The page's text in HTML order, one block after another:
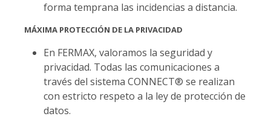
forma temprana las incidencias a distancia.
MÁXIMA PROTECCIÓN DE LA PRIVACIDAD
En FERMAX, valoramos la seguridad y
privacidad. Todas las comunicaciones a
través del sistema CONNECT® se realizan
con estricto respeto a la ley de protección de
datos.